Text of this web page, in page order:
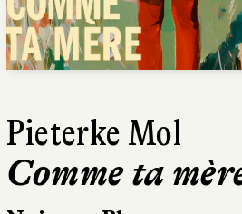
Ásta
Sigurdardóttir